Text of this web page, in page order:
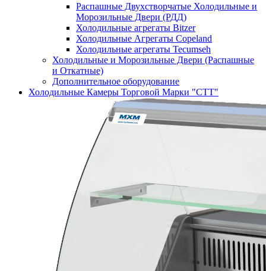
Распашные Двухстворчатые Холодильные и
Морозильные Двери (РДД)
Холодильные агрегаты Bitzer
Холодильные Агрегаты Copeland
Холодильные агрегаты Tecumseh
Холодильные и Морозильные Двери (Распашные
и Откатные)
Дополнительное оборудование
Холодильные Камеры Торговой Марки "СТТ"